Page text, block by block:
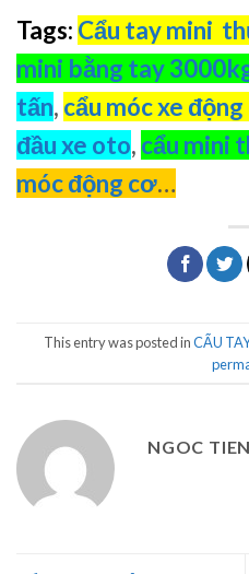
Tags: Cẩu tay mini
mini bằng tay
tấn, cẩu móc xe
đầu xe oto, cẩu mini
móc động cơ…
This entry was posted inCẨU
NGOC TIEN